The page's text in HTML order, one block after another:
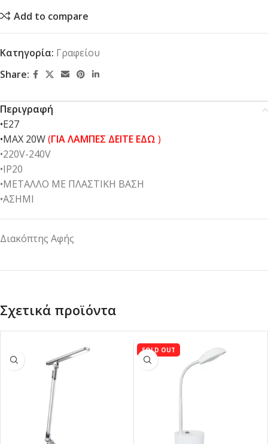
Add to compare
Κατηγορία: Γραφείου
Share:
Περιγραφή
•E27
•MAX 20W(ΓΙΑ ΛΑΜΠΕΣ ΔΕΙΤΕ ΕΔΩ )
•220V-240V
•IP20
•ΜΕΤΑΛΛΟ ΜΕ ΠΛΑΣΤΙΚΗ ΒΑΣΗ
•ΑΣΗΜΙ
Διακόπτης Αφής
Σχετικά προϊόντα
SOLD OUT